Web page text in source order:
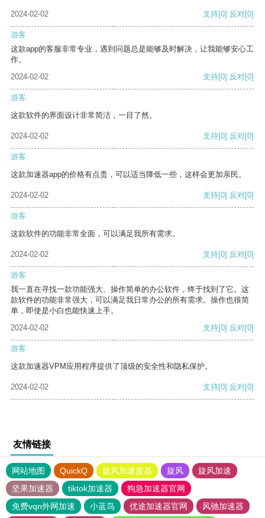
2024-02-02 支持[0] 反对[0]
游客
这款app的客服非常专业，遇到问题总是能够及时解决，让我能够安心工
作。
2024-02-02
支持[0] 反对[0]
游客
这款软件的界面设计非常简洁，一目了然。
2024-02-02 支持[0] 反对[0]
游客
这款加速器app的价格有点贵，可以适当降低一些，这样会更加亲民。
2024-02-02 支持[0] 反对[0]
游客
这款软件的功能非常全面，可以满足我所有需求。
2024-02-02 支持[0] 反对[0]
游客
我一直在寻找一款功能强大、操作简单的办公软件，终于找到了它。这
款软件的功能非常强大，可以满足我日常办公的所有需求。操作也很简
单，即使是小白也能快速上手。
2024-02-02
支持[0] 反对[0]
游客
这款加速器VPM应用程序提供了顶级的安全性和隐私保护。
2024-02-02 支持[0] 反对[0]
友情链接
网站地图 QuickQ 旋风加速度器 旋风
旋风加速
坚果加速器
tiktok加速器
狗急加速器官网
免费vqn外网加速
小蓝鸟 优途加速器官网 风驰加速器